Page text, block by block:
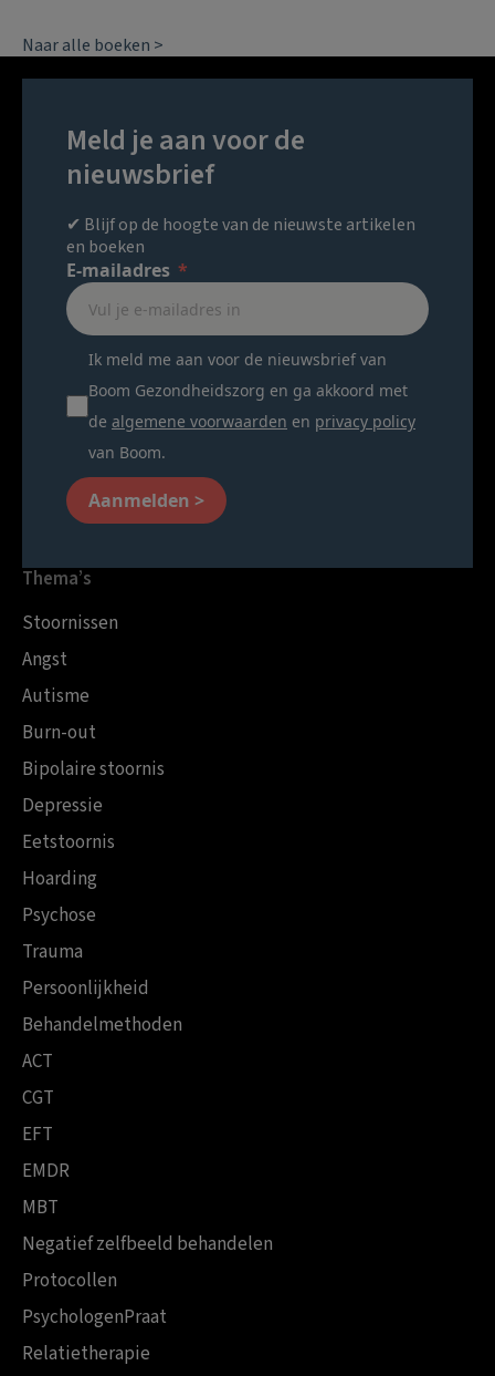
Naar alle boeken >
Meld je aan voor de
nieuwsbrief
✔ Blijf op de hoogte van de nieuwste artikelen
en boeken
E-mailadres
Ik meld me aan voor de nieuwsbrief van
Boom Gezondheidszorg en ga akkoord met
de algemene voorwaarden en privacy policy
van Boom.
Aanmelden >
Thema’s
Stoornissen
Angst
Autisme
Burn-out
Bipolaire stoornis
Depressie
Eetstoornis
Hoarding
Psychose
Trauma
Persoonlijkheid
Behandelmethoden
ACT
CGT
EFT
EMDR
MBT
Negatief zelfbeeld behandelen
Protocollen
PsychologenPraat
Relatietherapie